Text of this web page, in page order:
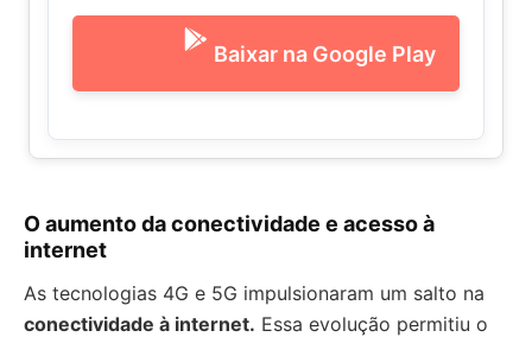
Baixar na Google Play
O aumento da conectividade e acesso à
internet
As tecnologias 4G e 5G impulsionaram um salto na
conectividade à internet. Essa evolução permitiu o